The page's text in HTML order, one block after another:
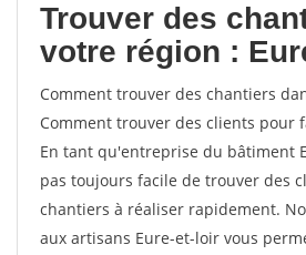
Trouver des
votre région :
Comment trouver des chantiers
Comment trouver des clients pour
En tant qu'entreprise du bâtiment
pas toujours facile de trouver des
chantiers à réaliser rapidement.
aux artisans Eure-et-loir vous